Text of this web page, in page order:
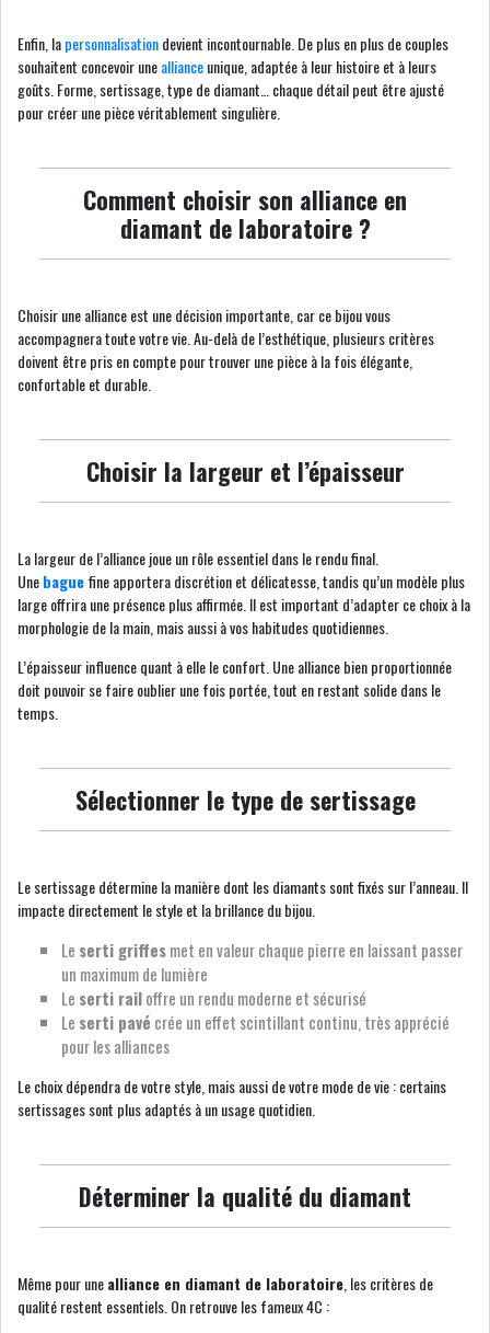
Enfin, lapersonnalisationdevient incontournable. De plus en plus de couples
souhaitent concevoir uneallianceunique, adaptée à leur histoire et à leurs
goûts. Forme, sertissage, type de diamant… chaque détail peut être ajusté
pour créer une pièce véritablement singulière.
Comment choisir son alliance en
diamant de laboratoire ?
Choisir une alliance est une décision importante, car ce bijou vous
accompagnera toute votre vie. Au-delà de l’esthétique, plusieurs critères
doivent être pris en compte pour trouver une pièce à la fois élégante,
confortable et durable.
Choisir la largeur et l’épaisseur
La largeur de l’alliance joue un rôle essentiel dans le rendu final.
Unebaguefine apportera discrétion et délicatesse, tandis qu’un modèle plus
large offrira une présence plus affirmée. Il est important d’adapter ce choix à la
morphologie de la main, mais aussi à vos habitudes quotidiennes.
L’épaisseur influence quant à elle le confort. Une alliance bien proportionnée
doit pouvoir se faire oublier une fois portée, tout en restant solide dans le
temps.
Sélectionner le type de sertissage
Le sertissage détermine la manière dont les diamants sont fixés sur l’anneau. Il
impacte directement le style et la brillance du bijou.
Le serti griffesmet en valeur chaque pierre en laissant passer
un maximum de lumière
Le serti railoffre un rendu moderne et sécurisé
Le serti pavé crée un effet scintillant continu, très apprécié
pour les alliances
Le choix dépendra de votre style, mais aussi de votre mode de vie : certains
sertissages sont plus adaptés à un usage quotidien.
Déterminer la qualité du diamant
Même pour unealliance en diamant de laboratoire , les critères de
qualité restent essentiels. On retrouve les fameux 4C :